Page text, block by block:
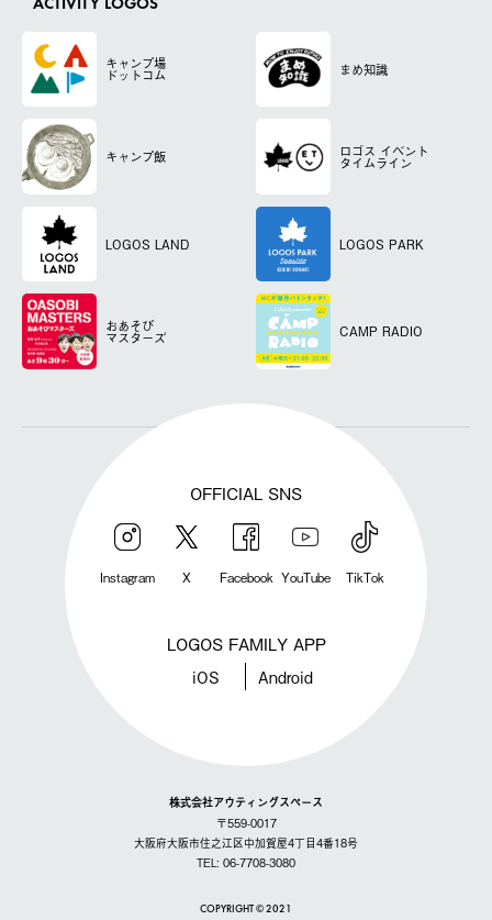
ACTIVITY LOGOS
キャンプ場
ドットコム まめ知識
キャンプ飯 ロゴス イベント
タイムライン
LOGOS LAND LOGOS PARK
おあそび
マスターズ CAMP RADIO
OFFICIAL SNS
Instagram X Facebook YouTube TikTok
LOGOS FAMILY APP
iOS Android
株式会社アウティングスペース
〒559-0017
大阪府大阪市住之江区中加賀屋4丁目4番18号
TEL: 06-7708-3080
COPYRIGHT © 2021